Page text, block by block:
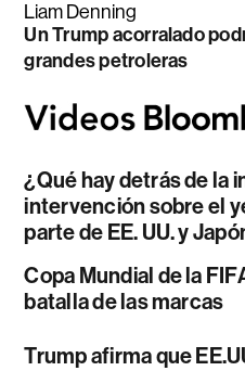
Liam Denning
Un Trump acorralado
grandes petroleras
¿Qué hay detrás de la
intervención sobre el
parte de EE. UU. y
Copa Mundial de la
batalla de las marcas
Trump afirma que